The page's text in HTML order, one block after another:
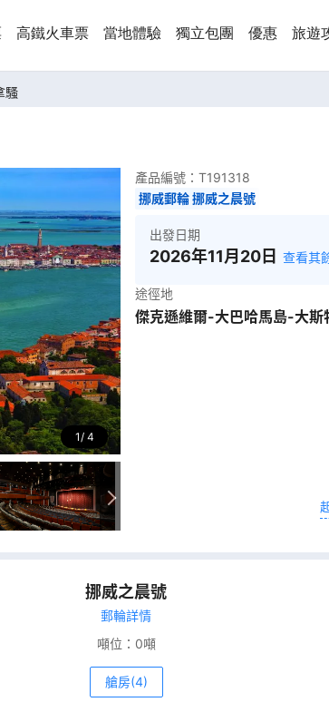
高鐵火車票 當地體驗 獨立包團 優惠 旅遊
騷
1 4
產品編號： T191318
挪威郵輪 挪威之晨號
出發日期
2026年11月20日 查看其
途徑地
傑克遜維爾-大巴哈馬島-大
挪威之晨號
郵輪詳情
噸位： 0噸
艙房(4)